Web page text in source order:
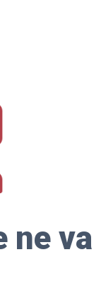
ne va